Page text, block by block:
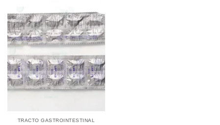
TRACTO GASTROINTESTINAL